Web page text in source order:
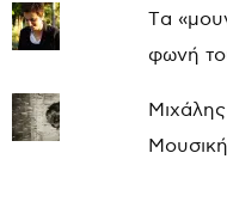
Τα
φωνή